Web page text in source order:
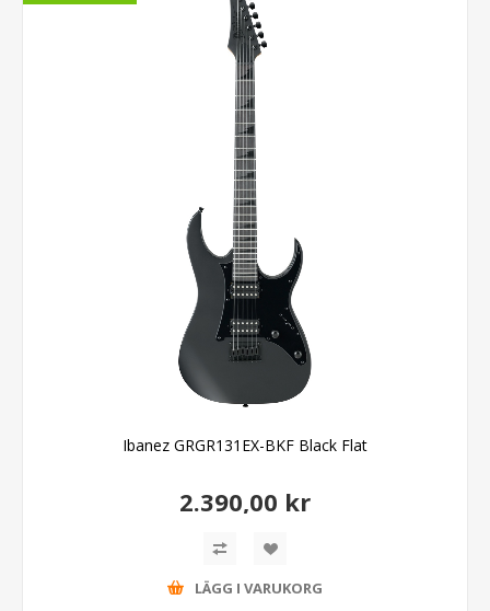
Ibanez GRGR131EX-BKF Black Flat
2.390,00 kr
LÄGG I VARUKORG